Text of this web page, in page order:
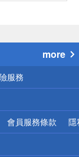
more
服務
會員服務條款 隱